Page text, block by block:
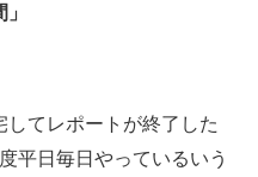
てレポートが終了した
平日毎日やっているいう